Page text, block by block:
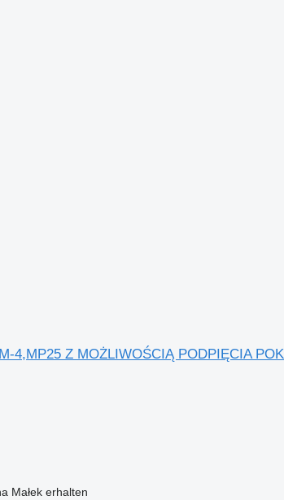
4,MP25 Z MOŻLIWOŚCIĄ PODPIĘCIA
Małek erhalten